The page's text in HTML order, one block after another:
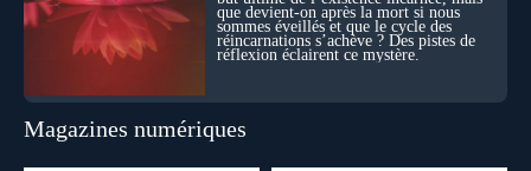
que devient-on après la mort si nous
sommes éveillés et que le cycle des
réincarnations s’achève ? Des pistes de
réflexion éclairent ce mystère.
Magazines numériques